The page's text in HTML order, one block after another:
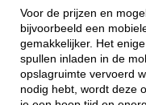
Voor de prijzen en
bijvoorbeeld een
gemakkelijker. Het
spullen inladen in de
opslagruimte vervoerd
nodig hebt, wordt deze